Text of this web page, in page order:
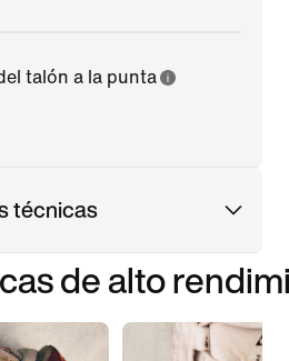
talón a la punta
técnicas
de alto